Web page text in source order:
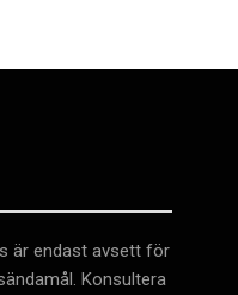
är endast avsett för
Konsultera